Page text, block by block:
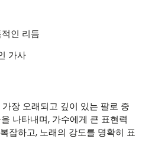
인 리듬
가사
장 오래되고 깊이 있는 팔로 중
나타내며, 가수에게 큰 표현력
잡하고, 노래의 강도를 명확히 표